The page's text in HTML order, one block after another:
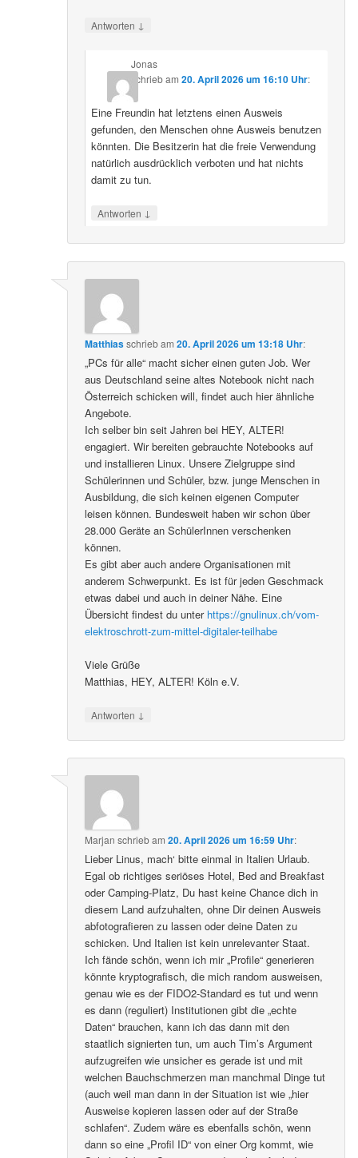
Antworten ↓
Jonas
schriebam 20. April 2026 um 16:10 Uhr:
Eine Freundin hat letztens einen Ausweis
gefunden, den Menschen ohne Ausweis benutzen
könnten. Die Besitzerin hat die freie Verwendung
natürlich ausdrücklich verboten und hat nichts
damit zu tun.
Antworten ↓
Matthiasschriebam20. April 2026 um 13:18 Uhr:
„PCs für alle“ macht sicher einen guten Job. Wer
aus Deutschland seine altes Notebook nicht nach
Österreich schicken will, findet auch hier ähnliche
Angebote.
Ich selber bin seit Jahren bei HEY, ALTER!
engagiert. Wir bereiten gebrauchte Notebooks auf
und installieren Linux. Unsere Zielgruppe sind
Schülerinnen und Schüler, bzw. junge Menschen in
Ausbildung, die sich keinen eigenen Computer
leisen können. Bundesweit haben wir schon über
28.000 Geräte an SchülerInnen verschenken
können.
Es gibt aber auch andere Organisationen mit
anderem Schwerpunkt. Es ist für jeden Geschmack
etwas dabei und auch in deiner Nähe. Eine
Übersicht findest du unter https://gnulinux.ch/vom-
elektroschrott-zum-mittel-digitaler-teilhabe
Viele Grüße
Matthias, HEY, ALTER! Köln e.V.
Antworten ↓
Marjan schriebam20. April 2026 um 16:59 Uhr:
Lieber Linus, mach‘ bitte einmal in Italien Urlaub.
Egal ob richtiges seriöses Hotel, Bed and Breakfast
oder Camping-Platz, Du hast keine Chance dich in
diesem Land aufzuhalten, ohne Dir deinen Ausweis
abfotografieren zu lassen oder deine Daten zu
schicken. Und Italien ist kein unrelevanter Staat.
Ich fände schön, wenn ich mir „Profile“ generieren
könnte kryptografisch, die mich random ausweisen,
genau wie es der FIDO2-Standard es tut und wenn
es dann (reguliert) Institutionen gibt die „echte
Daten“ brauchen, kann ich das dann mit den
staatlich signierten tun, um auch Tim’s Argument
aufzugreifen wie unsicher es gerade ist und mit
welchen Bauchschmerzen man manchmal Dinge tut
(auch weil man dann in der Situation ist wie „hier
Ausweise kopieren lassen oder auf der Straße
schlafen“. Zudem wäre es ebenfalls schön, wenn
dann so eine „Profil ID“ von einer Org kommt, wie